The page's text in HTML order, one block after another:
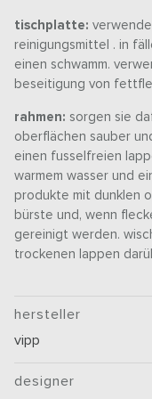
tischplatte:
reinigungsmittel . in
einen schwamm.
beseitigung von
rahmen: sorgen sie
oberflächen sauber
einen fusselfreien
warmem wasser und
produkte mit dunklen
bürste und, wenn
gereinigt werden.
trockenen lappen
hersteller
vipp
designer